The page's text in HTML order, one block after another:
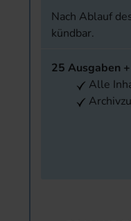
Nach Ablauf
kündbar.
25 Ausgaben
Alle